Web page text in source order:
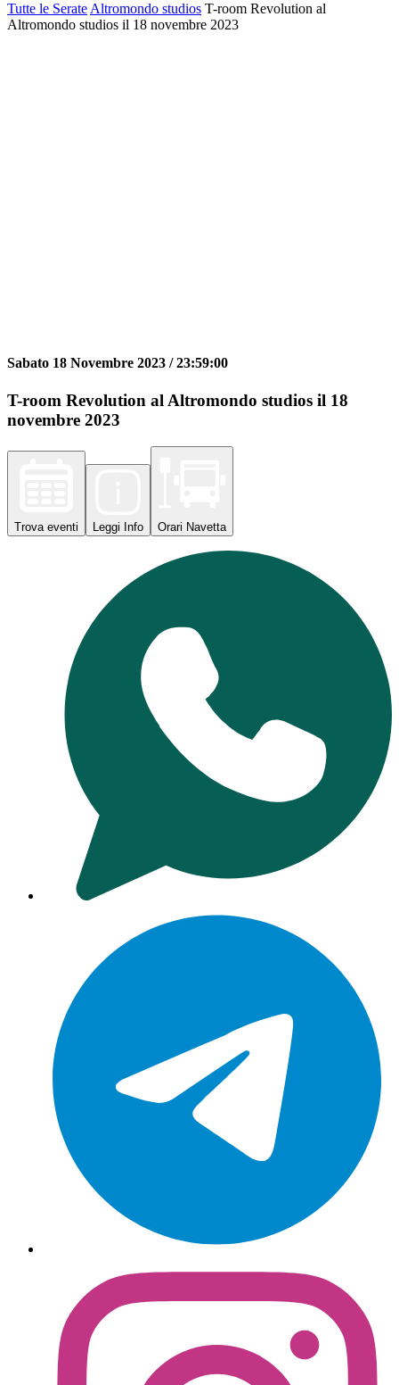
Tutte le Serate Altromondo studios T-room Revolution al
Altromondo studios il 18 novembre 2023
Sabato 18 Novembre 2023 /23:59:00
T-room Revolution al Altromondo studios il 18
novembre 2023
Trova eventi Leggi Info Orari Navetta